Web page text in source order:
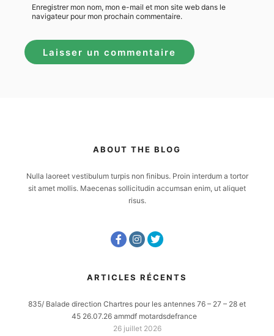
Enregistrer mon nom, mon e-mail et mon site web dans le
navigateur pour mon prochain commentaire.
ABOUT THE BLOG
Nulla laoreet vestibulum turpis non finibus. Proin interdum a tortor
sit amet mollis. Maecenas sollicitudin accumsan enim, ut aliquet
risus.
ARTICLES RÉCENTS
835/ Balade direction Chartres pour les antennes 76 – 27 – 28 et
45 26.07.26 ammdf motardsdefrance
26 juillet 2026